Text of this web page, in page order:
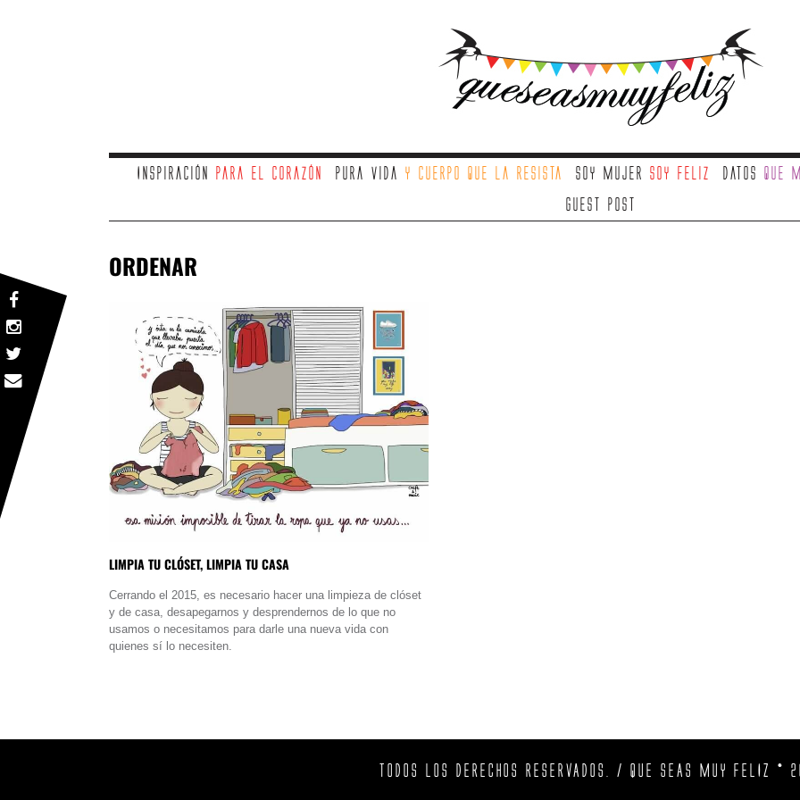
Inspiración para el corazón Pura vida y cuerpo que la resista Soy mujer soy feliz Datos que
Guest Post
ORDENAR
LIMPIA TU CLÓSET, LIMPIA TU CASA
Cerrando el 2015, es necesario hacer una limpieza de clóset
y de casa, desapegarnos y desprendernos de lo que no
usamos o necesitamos para darle una nueva vida con
quienes sí lo necesiten.
TODOS LOS DERECHOS RESERVADOS. / QUE SEAS MUY FELIZ ©